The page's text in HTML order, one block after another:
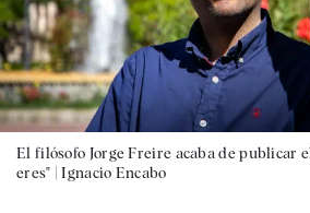
El filósofo Jorge Freire acaba de publicar
eres" |Ignacio Encabo